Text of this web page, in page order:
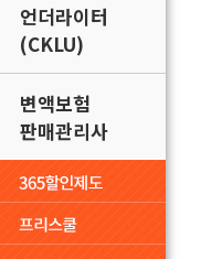
언더라이터
(CKLU)
변액보험
판매관리사